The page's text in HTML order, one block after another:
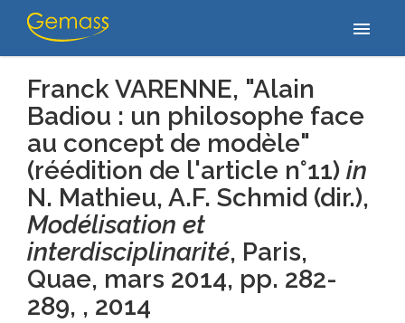
menu
Accueil/Publications
philosophe face au concept de modèle" (réédition de l'article…
Franck VARENNE, "Alain
Badiou : un philosophe face
au concept de modèle"
(réédition de l'article n°11) in
N. Mathieu, A.F. Schmid (dir.),
Modélisation et
interdisciplinarité, Paris,
Quae, mars 2014, pp. 282-
289, , 2014